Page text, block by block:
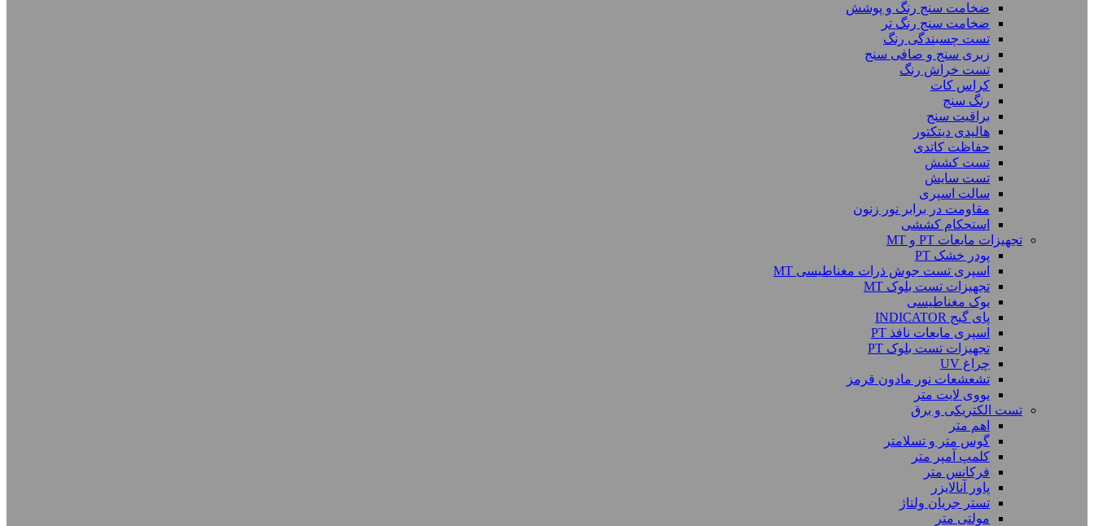
ضخامت سنج رنگ و پوشش
ضخامت سنج رنگ تر
تست چسبندگی رنگ
زبری سنج و صافی سنج
تست خراش رنگ
کراس کات
رنگ سنج
براقیت سنج
هالیدی دیتکتور
حفاظت کاتدی
تست کشش
تست سایش
سالت اسپری
مقاومت در برابر نور زنون
استحکام کششی
تجهیزات مایعات PT و MT
پودر خشک PT
اسپری تست جوش ذرات مغناطیسی MT
تجهیزات تست بلوک MT
یوک مغناطیسی
پای گیج INDICATOR
اسپری مایعات نافذ PT
تجهیزات تست بلوک PT
چراغ UV
تشعشعات نور مادون قرمز
یووی لایت متر
تست الکتریکی و برق
اهم متر
گوس متر و تسلامتر
کلمپ آمپر متر
فرکانس متر
پاور آنالایزر
تستر جریان ولتاژ
مولتی متر